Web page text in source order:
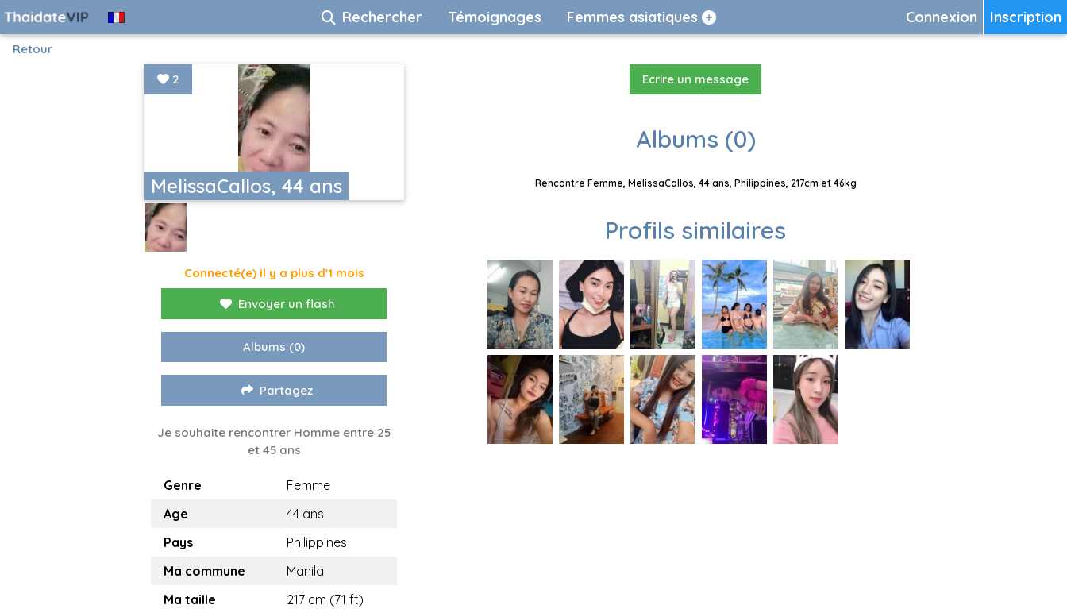
Inscription
Connexion
Rechercher Témoignages Femmes asiatiques
Retour
MelissaCallos, 44 ans
2
Connecté(e) il y a plus d'1 mois
Envoyer un flash
Albums (0)
Partagez
Je souhaite rencontrer Homme entre 25
et 45 ans
Genre
Femme
Age
44 ans
Pays
Philippines
Ma commune
Manila
Ma taille
217 cm (7.1 ft)
Ecrire un message
Albums (0)
Rencontre Femme, MelissaCallos, 44 ans, Philippines, 217cm et 46kg
Profils similaires